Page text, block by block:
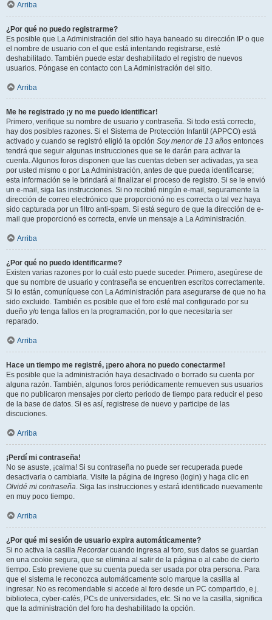
Arriba
¿Por qué no puedo registrarme?
Es posible que La Administración del sitio haya baneado su dirección IP o que
el nombre de usuario con el que está intentando registrarse, esté
deshabilitado. También puede estar deshabilitado el registro de nuevos
usuarios. Póngase en contacto con La Administración del sitio.
Arriba
Me he registrado ¡y no me puedo identificar!
Primero, verifique su nombre de usuario y contraseña. Si todo está correcto,
hay dos posibles razones. Si el Sistema de Protección Infantil (APPCO) está
activado y cuando se registró eligió la opción Soy menor de 13 años entonces
tendrá que seguir algunas instrucciones que se le darán para activar la
cuenta. Algunos foros disponen que las cuentas deben ser activadas, ya sea
por usted mismo o por La Administración, antes de que pueda identificarse;
esta información se le brindará al finalizar el proceso de registro. Si se le envió
un e-mail, siga las instrucciones. Si no recibió ningún e-mail, seguramente la
dirección de correo electrónico que proporcionó no es correcta o tal vez haya
sido capturada por un filtro anti-spam. Si está seguro de que la dirección de e-
mail que proporcionó es correcta, envíe un mensaje a La Administración.
Arriba
¿Por qué no puedo identificarme?
Existen varias razones por lo cuál esto puede suceder. Primero, asegúrese de
que su nombre de usuario y contraseña se encuentren escritos correctamente.
Si lo están, comuníquese con La Administración para asegurarse de que no ha
sido excluido. También es posible que el foro esté mal configurado por su
dueño y/o tenga fallos en la programación, por lo que necesitaría ser
reparado.
Arriba
Hace un tiempo me registré, ¡pero ahora no puedo conectarme!
Es posible que la administración haya desactivado o borrado su cuenta por
alguna razón. También, algunos foros periódicamente remueven sus usuarios
que no publicaron mensajes por cierto periodo de tiempo para reducir el peso
de la base de datos. Si es así, registrese de nuevo y participe de las
discuciones.
Arriba
¡Perdí mi contraseña!
No se asuste, ¡calma! Si su contraseña no puede ser recuperada puede
desactivarla o cambiarla. Visite la página de ingreso (login) y haga clic en
Olvidé mi contraseña. Siga las instrucciones y estará identificado nuevamente
en muy poco tiempo.
Arriba
¿Por qué mi sesión de usuario expira automáticamente?
Si no activa la casilla Recordarcuando ingresa al foro, sus datos se guardan
en una cookie segura, que se elimina al salir de la página o al cabo de cierto
tiempo. Esto previene que su cuenta pueda ser usada por otra persona. Para
que el sistema le reconozca automáticamente solo marque la casilla al
ingresar. No es recomendable si accede al foro desde un PC compartido, e.j.
biblioteca, cyber-cafés, PCs de universidades, etc. Si no ve la casilla, significa
que la administración del foro ha deshabilitado la opción.